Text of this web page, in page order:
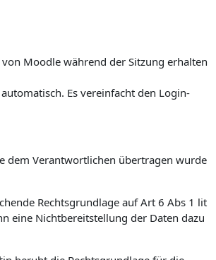
Moodle während der Sitzung erhalten
Es vereinfacht den Login-
dem Verantwortlichen übertragen wurde
Rechtsgrundlage auf Art 6 Abs 1 lit
eine Nichtbereitstellung der Daten dazu